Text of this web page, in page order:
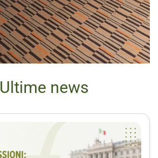
Ultime news